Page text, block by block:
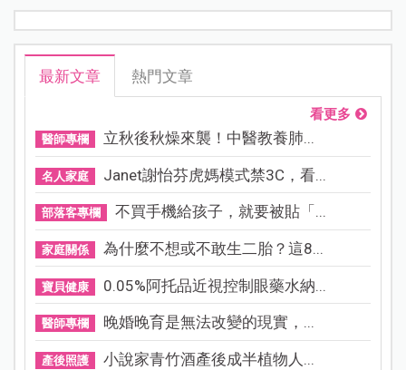
最新文章 熱門文章
看更多
醫師專欄 立秋後秋燥來襲！中醫教養肺...
名人家庭 Janet謝怡芬虎媽模式禁3C，看...
部落客專欄 不買手機給孩子，就要被貼「...
家庭關係 為什麼不想或不敢生二胎？這8...
寶貝健康 0.05%阿托品近視控制眼藥水納...
醫師專欄 晚婚晚育是無法改變的現實，...
產後照護 小說家青竹酒產後成半植物人...